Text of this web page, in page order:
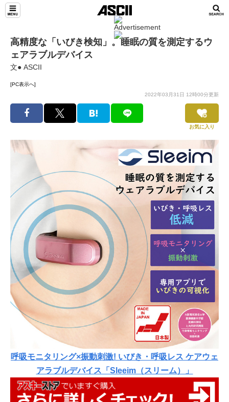
高精度な「いびき検知」。睡眠の質を測定するウ
ェアラブルデバイス
文● ASCII
[PC表示へ]
2022年03月31日 12時00分更新
お気に入り
呼吸モニタリング×振動刺激! いびき・呼吸レス ケアウェ
アラブルデバイス「Sleeim（スリーム）」